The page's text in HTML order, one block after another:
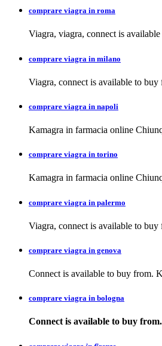
comprare viagra in roma
Viagra, viagra, connect is
comprare viagra in milano
Viagra, connect is available to buy
comprare viagra in napoli
Kamagra in farmacia online
comprare viagra in torino
Kamagra in farmacia online
comprare viagra in palermo
Viagra, connect is available to
comprare viagra in genova
Connect is available to buy from.
comprare viagra in bologna
Connect is available to buy